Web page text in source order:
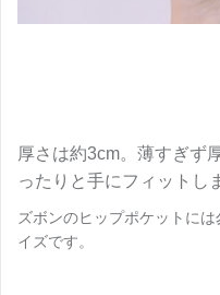
厚さは約3cm。薄すぎず
ったりと手にフィットし
ズボンのヒップポケットに
イズです。